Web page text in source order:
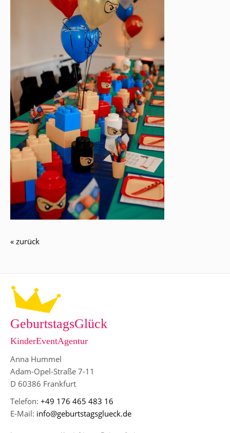
« zurück
GeburtstagsGlück
KinderEventAgentur
Anna Hummel
Adam-Opel-Straße 7-11
D 60386 Frankfurt
Telefon: +49 176 465 483 16
E-Mail: info@geburtstagsglueck.de